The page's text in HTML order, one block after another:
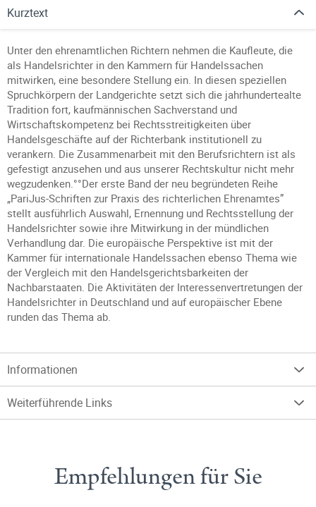
Kurztext
Unter den ehrenamtlichen Richtern nehmen die Kaufleute, die
als Handelsrichter in den Kammern für Handelssachen
mitwirken, eine besondere Stellung ein. In diesen speziellen
Spruchkörpern der Landgerichte setzt sich die jahrhundertealte
Tradition fort, kaufmännischen Sachverstand und
Wirtschaftskompetenz bei Rechtsstreitigkeiten über
Handelsgeschäfte auf der Richterbank institutionell zu
verankern. Die Zusammenarbeit mit den Berufsrichtern ist als
gefestigt anzusehen und aus unserer Rechtskultur nicht mehr
wegzudenken.°°Der erste Band der neu begründeten Reihe
„PariJus-Schriften zur Praxis des richterlichen Ehrenamtes”
stellt ausführlich Auswahl, Ernennung und Rechtsstellung der
Handelsrichter sowie ihre Mitwirkung in der mündlichen
Verhandlung dar. Die europäische Perspektive ist mit der
Kammer für internationale Handelssachen ebenso Thema wie
der Vergleich mit den Handelsgerichtsbarkeiten der
Nachbarstaaten. Die Aktivitäten der Interessenvertretungen der
Handelsrichter in Deutschland und auf europäischer Ebene
runden das Thema ab.
Informationen
Weiterführende Links
Empfehlungen für Sie